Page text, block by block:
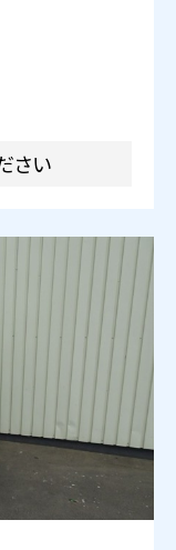
さい